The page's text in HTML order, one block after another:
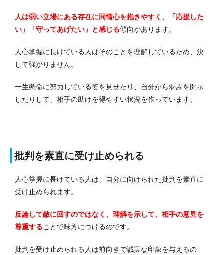
人は弱い立場にある存在に同情心を抱きやすく、「応援した
い」「守ってあげたい」と感じる傾向があります。
人心掌握に長けている人はそのことを理解しているため、決
して強がりません。
一生懸命に努力している姿を見せたり、自分から弱みを開示
したりして、相手の助けを得やすい状況を作っています。
批判を素直に受け止められる
人心掌握に長けている人は、自分に向けられた批判を素直に
受け止められます。
反論して敵に回すのではなく、理解を示して、相手の意見を
尊重することで味方につけるのです。
批判を受け止められる人は前向きで誠実な印象を与えるの